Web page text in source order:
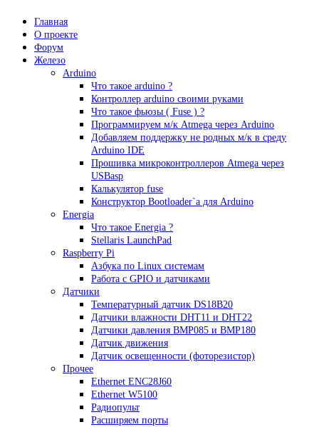
Главная
О проекте
Форум
Железо
Arduino
Что такое аrduino ?
Контроллер arduino своими руками
Что такое фьюзы ( Fuse ) ?
Программируем м/к Atmega через Arduino
Добавляем поддержку не родных м/к в среду
Arduino IDE
Прошивка микроконтроллеров Atmega через
USBasp
Калькулятор fuse
Конструктор Bootloader`а для Arduino
Energia
Что такое Energia ?
Stellaris LaunchPad
Raspberry Pi
Азбука по Linux системам
Работа с GPIO и датчиками
Датчики
Температурный датчик DS18B20
Датчики влажности DHT11 и DHT22
Датчики давления BMP085 и BMP180
Датчик движения
Датчик освещенности (фоторезистор)
Прочее
Ethernet ENC28J60
Ethernet W5100
Радиопульт
Расширяем порты